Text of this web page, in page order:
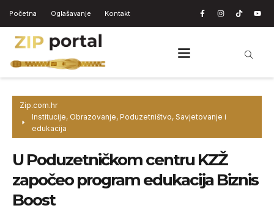
Početna Oglašavanje Kontakt
Zip.com.hr
Institucije, Obrazovanje, Poduzetništvo, Savjetovanje i
edukacija
U Poduzetničkom centru KZŽ
započeo program edukacija Biznis
Boost